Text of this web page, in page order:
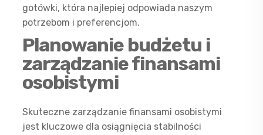
gotówki, która najlepiej odpowiada naszym
potrzebom i preferencjom.
Planowanie budżetu i
zarządzanie finansami
osobistymi
Skuteczne zarządzanie finansami osobistymi
jest kluczowe dla osiągnięcia stabilności